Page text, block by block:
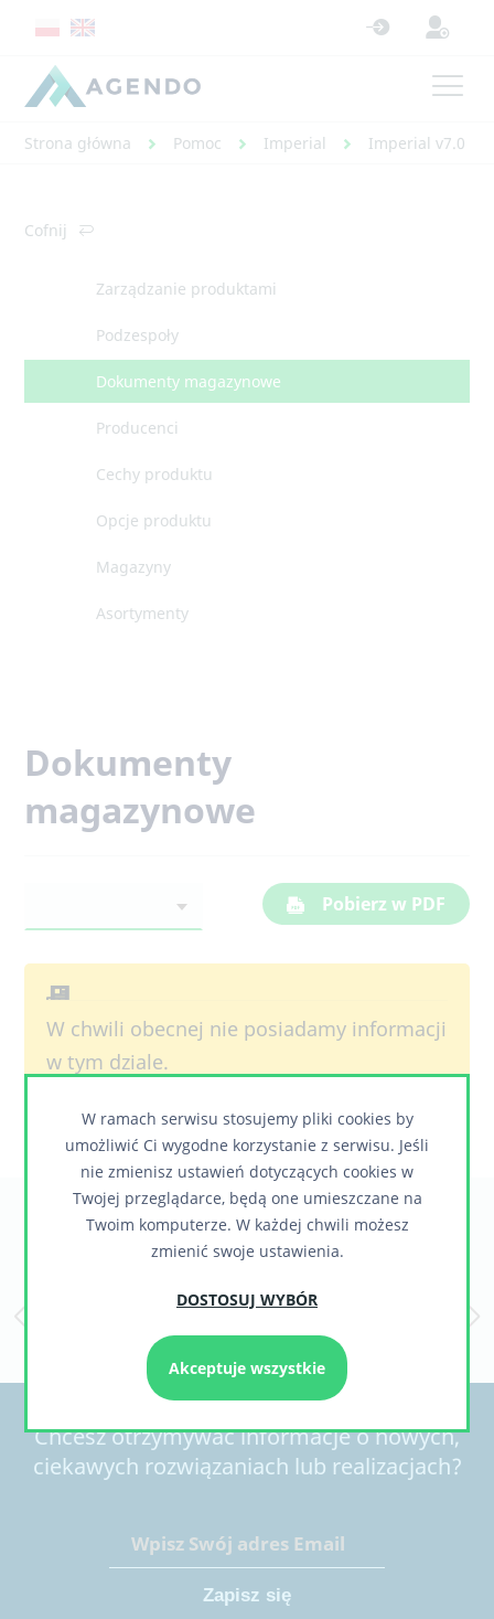
Strona główna Pomoc Imperial Imperial v7.0 -
Cofnij
Zarządzanie produktami
Podzespoły
Dokumenty magazynowe
Producenci
Cechy produktu
Opcje produktu
Magazyny
Asortymenty
Dokumenty
magazynowe
Pobierz w PDF
W chwili obecnej nie posiadamy informacji
w tym dziale.
Zaufali nam
Chcesz otrzymywać informacje o nowych,
ciekawych rozwiązaniach lub realizacjach?
W ramach serwisu stosujemy pliki cookies by
umożliwić Ci wygodne korzystanie z serwisu. Jeśli
nie zmienisz ustawień dotyczących cookies w
Twojej przeglądarce, będą one umieszczane na
Twoim komputerze. W każdej chwili możesz
zmienić swoje ustawienia.
DOSTOSUJ WYBÓR
Akceptuje wszystkie